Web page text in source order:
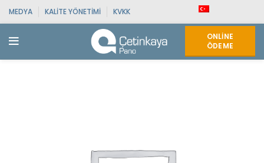
MEDYA KALITE YÖNETIMI KVKK
ONLINE
ÖDEME